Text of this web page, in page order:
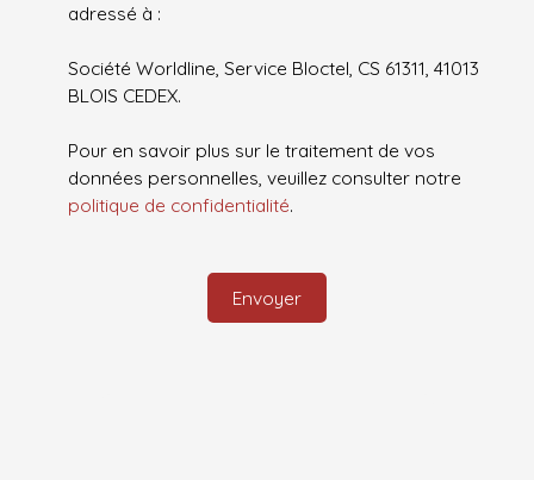
adressé à :
Société Worldline, Service Bloctel, CS 61311, 41013
BLOIS CEDEX.
Pour en savoir plus sur le traitement de vos
données personnelles, veuillez consulter notre
politique de confidentialité.
Envoyer